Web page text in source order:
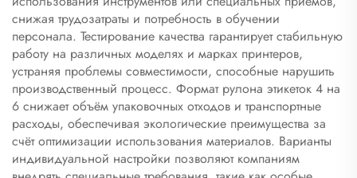
снижая трудозатраты и потребность в обучении
персонала. Тестирование качества гарантирует стабильную
работу на различных моделях и марках принтеров,
устраняя проблемы совместимости, способные нарушить
производственный процесс. Формат рулона этикеток 4 на
6 снижает объём упаковочных отходов и транспортные
расходы, обеспечивая экологические преимущества за
счёт оптимизации использования материалов. Варианты
индивидуальной настройки позволяют компаниям